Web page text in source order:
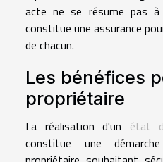
acte ne se résume pas
constitue une assurance
de chacun.
Les bénéfices
propriétaire
La réalisation d'un état
constitue une